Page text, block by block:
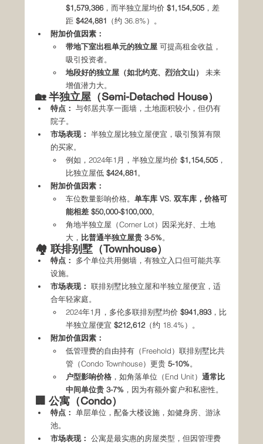
$1,579,386，而半独立屋均价 $1,154,505 ，差
距 $424,881 （约 36.8%）。
附加价值因素：
带地下室出租单元的独立屋 可提高租金收益，
吸引投资者。
地段好的独立屋（如北约克、烈治文山）
未来
增值潜力大。
🏡 半独立屋（Semi-Detached House）
特点： 与邻居共享一面墙，土地面积较小，但仍有
院子。
市场表现： 半独立屋比独立屋便宜，吸引预算有限
的买家。
例如，2024年1月，半独立屋均价 $1,154,505 ，
比独立屋低 $424,881。
附加价值因素：
车位数量影响价格。单车库 VS. 双车库，价格可
能相差 $50,000-$100,000。
角地半独立屋（Corner Lot）因采光好、土地
大， 比普通半独立屋贵 3-5%。
🏘️ 联排别墅（Townhouse）
特点：
多个单位共用侧墙，有独立入口但可能共享
设施。
市场表现： 联排别墅比独立屋和半独立屋便宜，适
合年轻家庭。
2024年1月，多伦多联排别墅均价 $941,893 ，比
半独立屋便宜 $212,612（约 18.4%）。
附加价值因素：
低管理费的自由持有（Freehold）联排别墅比共
管（Condo Townhouse）更贵 5-10%。
户型影响价格 ，如角落单位（End Unit）通常比
中间单位贵 3-7% ，因为有额外窗户和私密性。
🏢 公寓（Condo）
特点： 单层单位，配备大楼设施，如健身房、游泳
池。
市场表现： 公寓是最实惠的房屋类型，但因管理费